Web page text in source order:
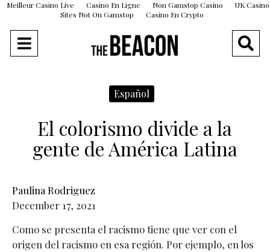
Meilleur Casino Live Casino En Ligne Non Gamstop Casino
UK Casino
Sites Not On Gamstop
Casino En Crypto
Español
El colorismo divide a la
gente de América Latina
Paulina Rodriguez
December 17, 2021
Como se presenta el racismo tiene que ver con el
origen del racismo en esa región. Por ejemplo, en los